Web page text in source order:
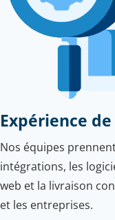
Expérience
Nos équipes
intégrations, les
web et la livraison
et les entreprises.